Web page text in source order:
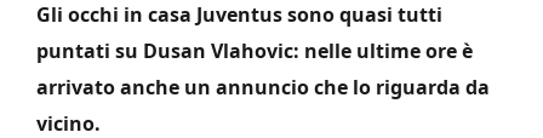
Gli occhi in casa Juventus sono quasi tutti
puntati su Dusan Vlahovic: nelle ultime ore è
arrivato anche un annuncio che lo riguarda da
vicino.